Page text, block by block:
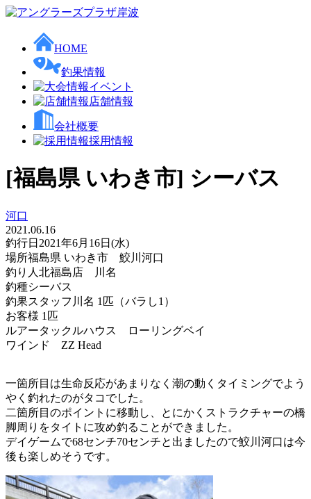
HOME
釣果情報
イベント
店舗情報
会社概要
採用情報
[福島県 いわき市] シーバス
河口
2021.06.16
釣行日 2021年6月16日(水)
場所福島県 いわき市 鮫川河口
釣り人 北福島店 川名
釣種シーバス
釣果スタッフ川名 1匹（バラし1）
お客様 1匹
ルアータックルハウス ローリングベイ
ワインド ZZ Head
一箇所目は生命反応があまりなく潮の動くタイミングでよう
やく釣れたのがタコでした。
二箇所目のポイントに移動し、とにかくストラクチャーの橋
脚周りをタイトに攻め釣ることができました。
デイゲームで68センチ70センチと出ましたので鮫川河口は今
後も楽しめそうです。